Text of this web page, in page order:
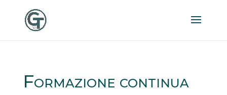
Formazione continua